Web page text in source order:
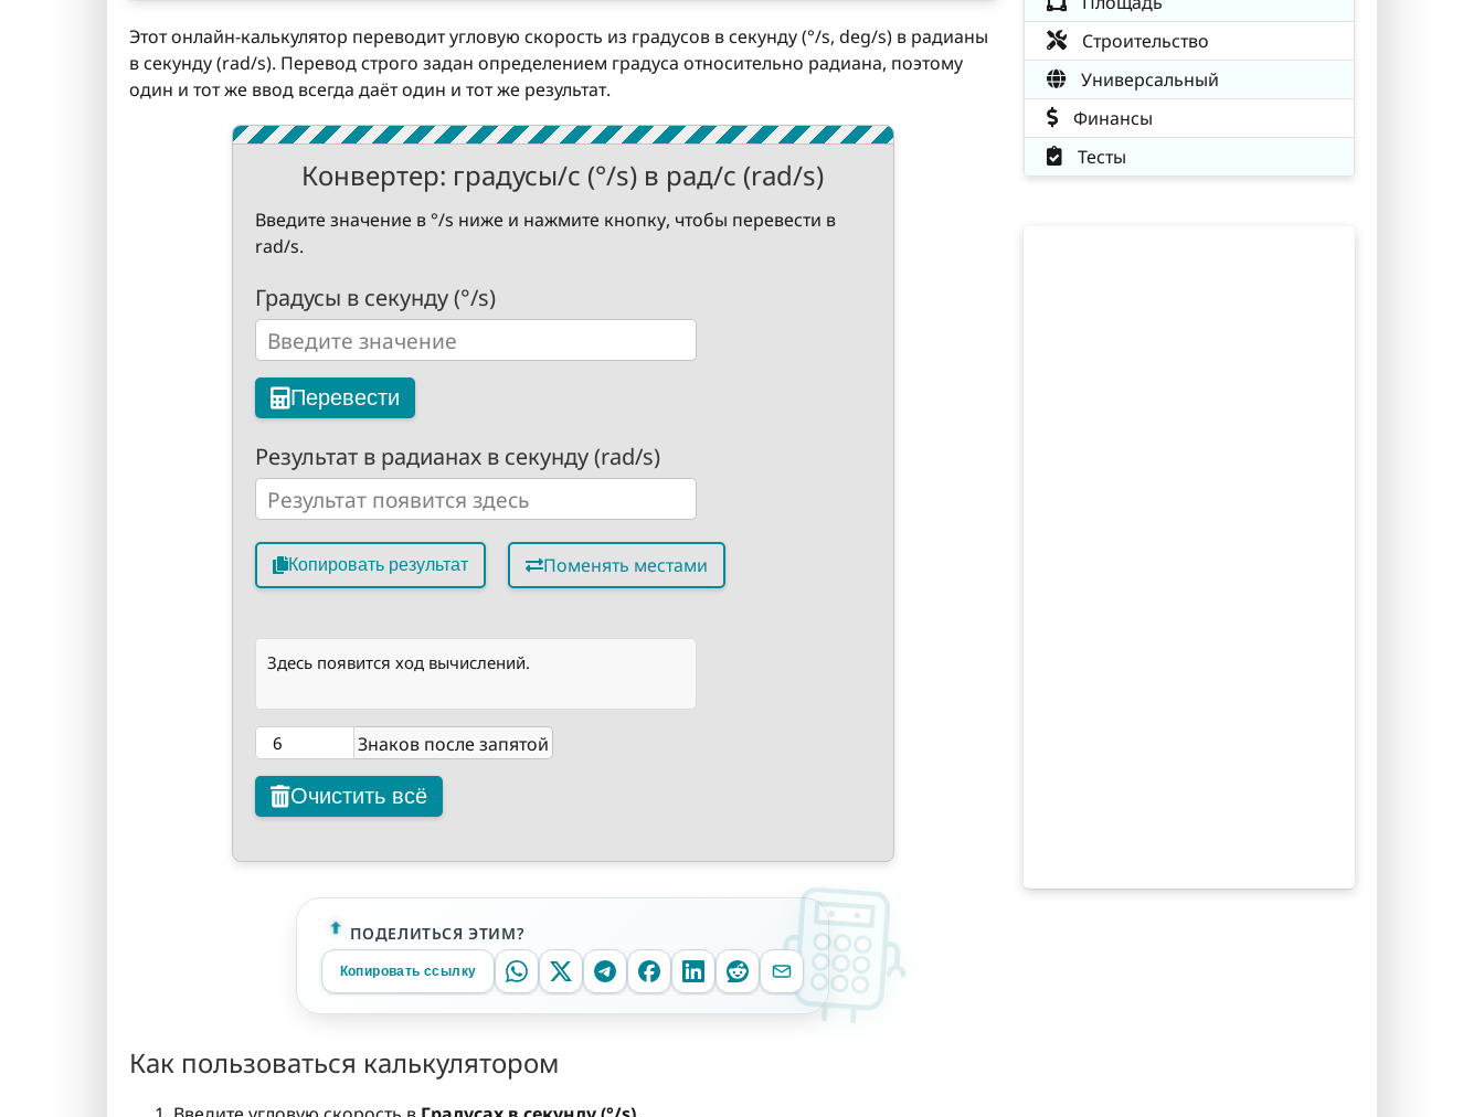
Этот онлайн-калькулятор переводит угловую скорость из градусов в секунду (°/s, deg/s) в радианы
в секунду (rad/s). Перевод строго задан определением градуса относительно радиана, поэтому
один и тот же ввод всегда даёт один и тот же результат.
Конвертер: градусы/с (°/s) в рад/с (rad/s)
Введите значение в °/s ниже и нажмите кнопку, чтобы перевести в
rad/s.
Градусы в секунду (°/s)
Перевести
Результат в радианах в секунду (rad/s)
Копировать результат Поменять местами
Здесь появится ход вычислений.
Знаков после запятой
Очистить всё
ПОДЕЛИТЬСЯ ЭТИМ?
Копировать ссылку
Как пользоваться калькулятором
Строительство
Универсальный
Финансы
Тесты